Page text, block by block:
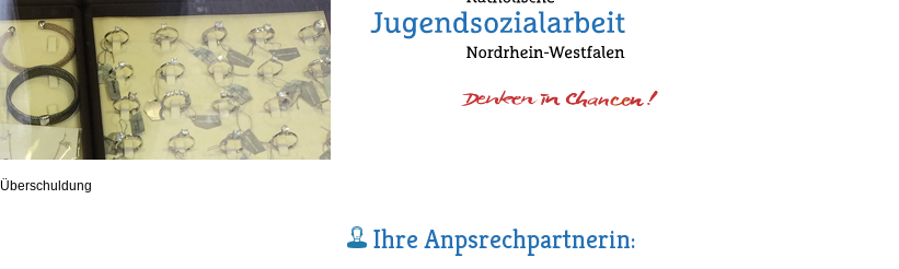
Überschuldung
Ihre Anpsrechpartnerin: